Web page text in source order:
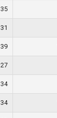
35
31
39
27
34
34